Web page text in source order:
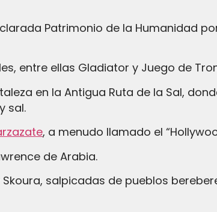
Patrimonio de la Humanidad por
entre ellas Gladiator y Juego de
en la Antigua Ruta de la Sal,
sal.
, a menudo llamado el
de Arabia.
salpicadas de pueblos